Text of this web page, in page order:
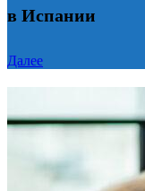
в Испании
Далее